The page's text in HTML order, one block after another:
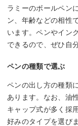
ラミーのボールペン
ン、年齢などの相性
います。ペンやイン
できるので、ぜひ自
ペンの種類で選ぶ
ペンの出し方の種類
あります。なお、油
キャップ式が多く採
好みのタイプを選び